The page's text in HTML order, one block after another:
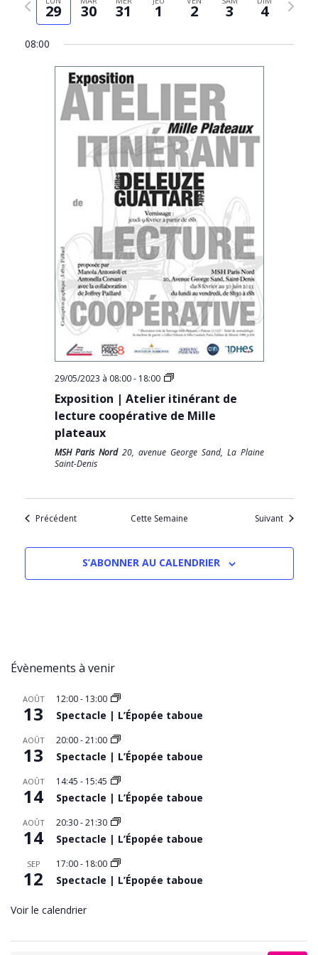
date
29 30 31 1 2 3 4
précédente
08:00
29/05/2023 à 08:00- 18:00
Exposition | Atelier itinérant de
lecture coopérative de Mille
plateaux
MSH Paris Nord20, avenue George Sand, La Plaine
Saint-Denis
Précédent Cette Semaine Suivant
S’ABONNER AU CALENDRIER
Évènements à venir
AOÛT
13
12:00- 13:00
Spectacle | L’Épopée taboue
AOÛT
13
20:00-21:00
Spectacle | L’Épopée taboue
AOÛT
14
14:45 - 15:45
Spectacle | L’Épopée taboue
AOÛT
14
20:30-21:30
Spectacle | L’Épopée taboue
SEP
12
17:00- 18:00
Spectacle | L’Épopée taboue
Voir le calendrier